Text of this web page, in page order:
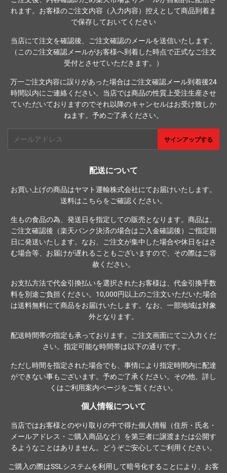
れます。お客様のご注文内容（入力内容）控えとして商品到着ま
で保存しておいてください
当店にて注文を確認後、ご注文確認のメールを送信いたします、
（このご注文確認メールがお客様へ到着した時点で正式なご注文
受付とさせていただきます。）
万一ご注文内容に誤りがあった場合はご注文確認メール到着後24
時間以内にご連絡ください。当店では商品の性質上受注生産させ
ていただいておりますのでそれ以降のキャンセルはお受け致しか
ねます。予めご了承ください。
レ
サインアップする
配送について
お買い上げの商品はヤマト運輸株式会社にてお届けいたします。
送料はこちらをご確認ください。
生もの食品の為、発送日を指定しての販売となります。商品は、
ご注文確認後（楽天バンク決済の場合はご入金確認後）ご指定期
日に発送いたします。なお、ご注文が集中した場合や休日をはさ
む場合等、お届けが遅れることもございますので、その際はご容
赦ください。
お支払方法で代金引換払いを選択されたお客様は、代金引換手数
料を別途ご負担ください。10,000円以上のご注文いただいた場合
は送料無料にて商品をお届けいたします。なお、一部地域は対象
外となります。
配送時間帯の指定も承っております。ご注文画面にてご入力くだ
さい。指定可能な時間帯は以下の通りです。
ただし時間を指定された場合でも、事情により指定時間内に配達
ができない事もございます。予めご了承ください。その他、詳し
くはご利用案内ページをご覧ください。
個人情報について
当店ではお客様とのやり取りの中で得た個人情報（住所・氏名・
メールアドレス・ご購入商品など）を第三者に譲渡または公開す
るようなことはありません。どうぞご安心してご利用ください。
ご購入の際はSSLシステムを利用して暗号化することにより、お客